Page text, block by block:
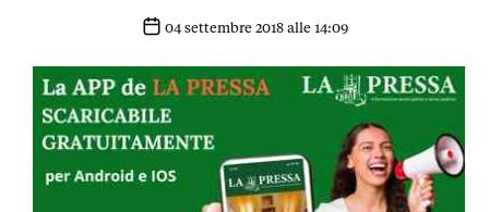
04 settembre 2018 alle 14:09